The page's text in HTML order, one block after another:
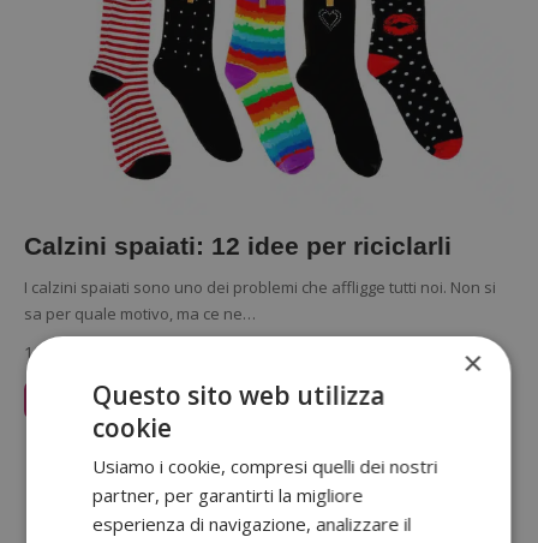
Calzini spaiati: 12 idee per riciclarli
I calzini spaiati sono uno dei problemi che affligge tutti noi. Non si
sa per quale motivo, ma ce ne…
19 Marzo 2019
Leggi Articolo
×
Questo sito web utilizza
cookie
Usiamo i cookie, compresi quelli dei nostri
partner, per garantirti la migliore
esperienza di navigazione, analizzare il